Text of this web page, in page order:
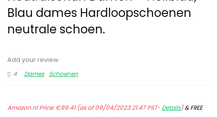
Blau dames Hardloopschoenen
neutrale schoen.
Add your review
4
Dames Schoenen
Amazon.nl Price:€99.41(as of 09/04/2023 21:47 PST- Details)&FREE